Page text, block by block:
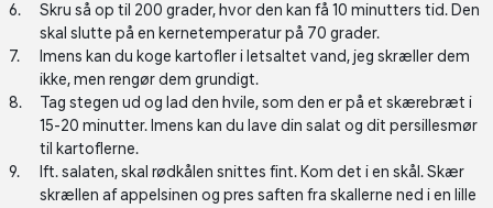
Skru så op til 200 grader, hvor den kan få 10 minutters tid. Den
skal slutte på en kernetemperatur på 70 grader.
Imens kan du koge kartofler i letsaltet vand, jeg skræller dem
ikke, men rengør dem grundigt.
Tag stegen ud og lad den hvile, som den er på et skærebræt i
15-20 minutter. Imens kan du lave din salat og dit persillesmør
til kartoflerne.
Ift. salaten, skal rødkålen snittes fint. Kom det i en skål. Skær
skrællen af appelsinen og pres saften fra skallerne ned i en lille